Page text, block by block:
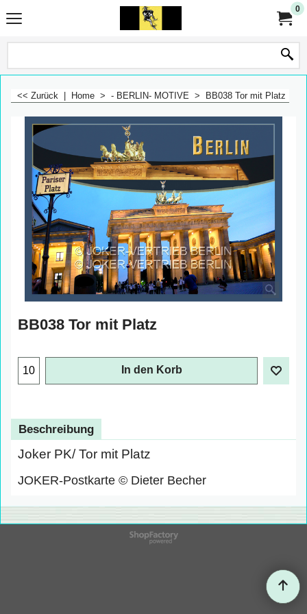
0
<< Zurück Home > - BERLIN- MOTIVE > BB038 Tor mit Platz
BB038 Tor mit Platz
In den Korb
Beschreibung
Joker PK/ Tor mit Platz
JOKER-Postkarte © Dieter Becher
WebShop erstellt mit
ShopFactory Shop